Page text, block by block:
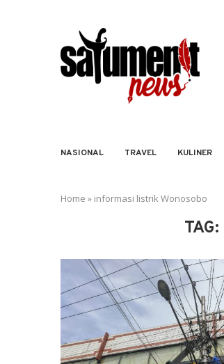
NASIONAL TRAVEL KULINER
Home » informasi listrik Wonosobo
TAG: